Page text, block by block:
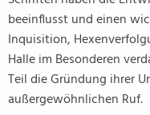
beeinflusst und einen
Inquisition,
Halle im Besonderen
Teil die Gründung ihrer
außergewöhnlichen Ruf.